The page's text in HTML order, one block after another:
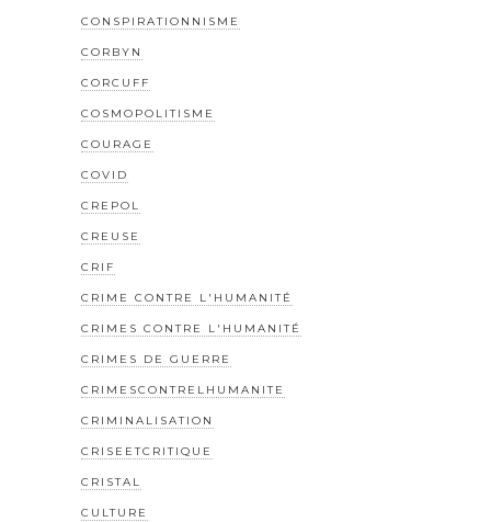
CONSPIRATIONNISME
CORBYN
CORCUFF
COSMOPOLITISME
COURAGE
COVID
CREPOL
CREUSE
CRIF
CRIME CONTRE L'HUMANITÉ
CRIMES CONTRE L'HUMANITÉ
CRIMES DE GUERRE
CRIMESCONTRELHUMANITE
CRIMINALISATION
CRISEETCRITIQUE
CRISTAL
CULTURE